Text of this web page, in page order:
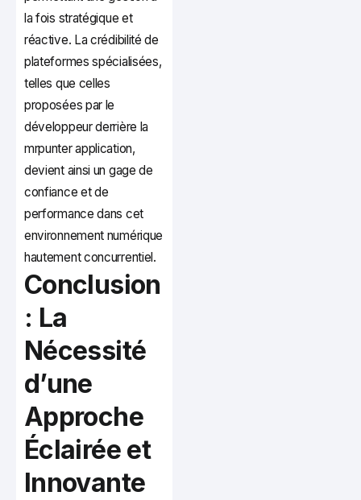
la fois stratégique et
réactive. La crédibilité de
plateformes spécialisées,
telles que celles
proposées par le
développeur derrière la
mrpunter application,
devient ainsi un gage de
confiance et de
performance dans cet
environnement numérique
hautement concurrentiel.
Conclusion
: La
Nécessité
d’une
Approche
Éclairée et
Innovante